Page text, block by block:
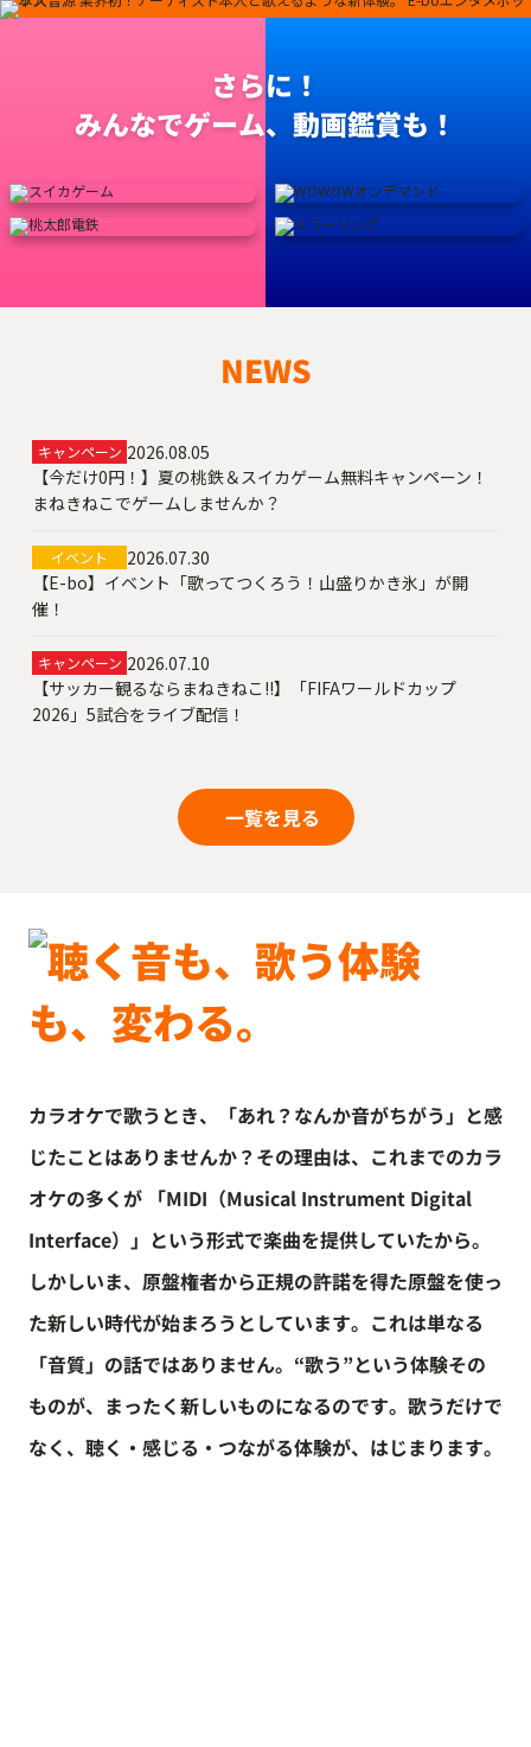
さらに！
みんなでゲーム、動画鑑賞も！
NEWS
キャンペーン 2026.08.05
【今だけ0円！】夏の桃鉄＆スイカゲーム無料キャンペーン！
まねきねこでゲームしませんか？
イベント
2026.07.30
【E-bo】イベント「歌ってつくろう！山盛りかき氷」が開
催！
キャンペーン 2026.07.10
【サッカー観るならまねきねこ!!】「FIFAワールドカップ
2026」5試合をライブ配信！
一覧を見る
カラオケで歌うとき、「あれ？なんか音がちがう」と感
じたことはありませんか？ その理由は、これまでのカラ
オケの多くが 「MIDI（Musical Instrument Digital
Interface）」という形式で楽曲を提供していたから。
しかしいま、原盤権者から正規の許諾を得た原盤を使っ
た新しい時代が始まろうとしています。 これは単なる
「音質」の話ではありません。 “歌う”という体験その
ものが、まったく新しいものになるのです。 歌うだけで
なく、聴く・感じる・つながる体験が、はじまります。